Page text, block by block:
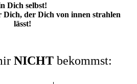
Dich selbst!
der Dich von innen strahlen
lässt!
NICHT bekommst: